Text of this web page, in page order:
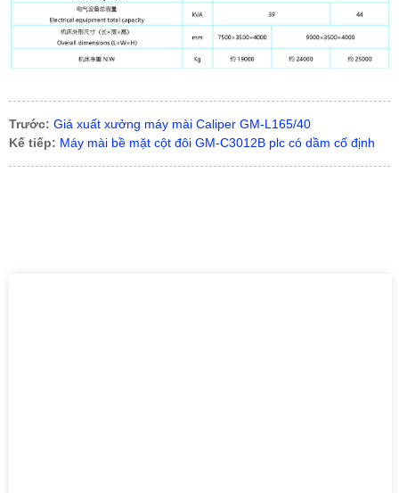
Trước: Giá xuất xưởng máy mài Caliper GM-L165/40
Kế tiếp: Máy mài bề mặt cột đôi GM-C3012B plc có dầm cố định